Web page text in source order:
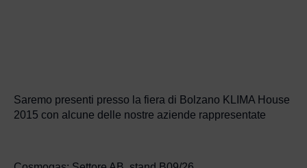
Saremo presenti presso la fiera di Bolzano KLIMA House
2015 con alcune delle nostre aziende rappresentate